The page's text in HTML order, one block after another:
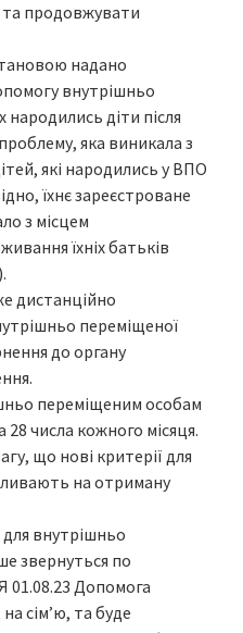
продовжувати
надано
внутрішньо
діти після
яка виникала з
які народились у ВПО
їхнє зареєстроване
з місцем
їхніх батьків
дистанційно
переміщеної
до органу
переміщеним особам
числа кожного місяця.
що нові критерії для
на отриману
внутрішньо
звернуться по
Допомога
сім’ю, та буде